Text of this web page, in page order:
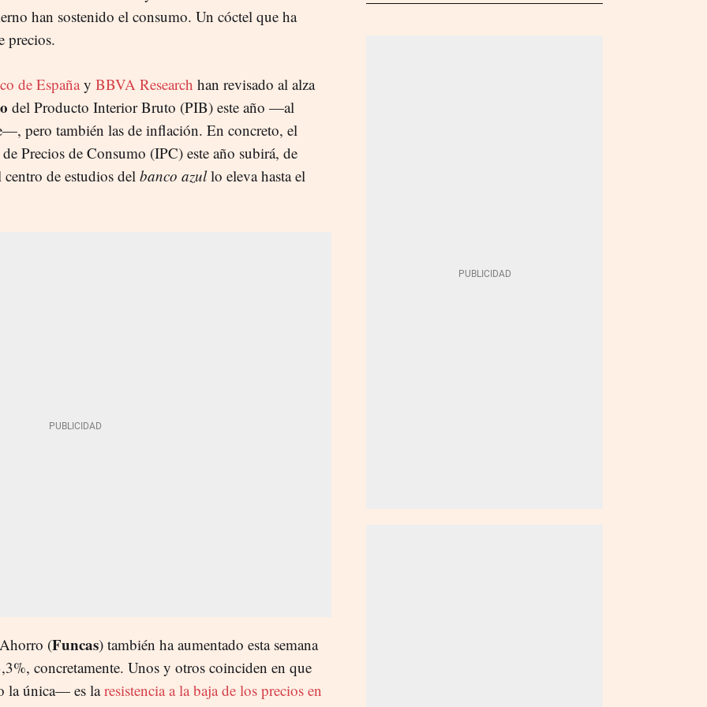
han sostenido el consumo. Un cóctel que ha
precios.
de Españay BBVA Research han revisado al alza
del Producto Interior Bruto (PIB) este año —al
pero también las de inflación. En concreto, el
Precios de Consumo (IPC) este año subirá, de
de estudios del banco azullo eleva hasta el
(Funcas) también ha aumentado esta semana
concretamente. Unos y otros coinciden en que
la única— es laresistencia a la baja de los precios en